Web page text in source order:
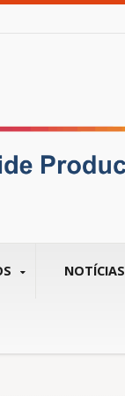
NOTÍCIAS